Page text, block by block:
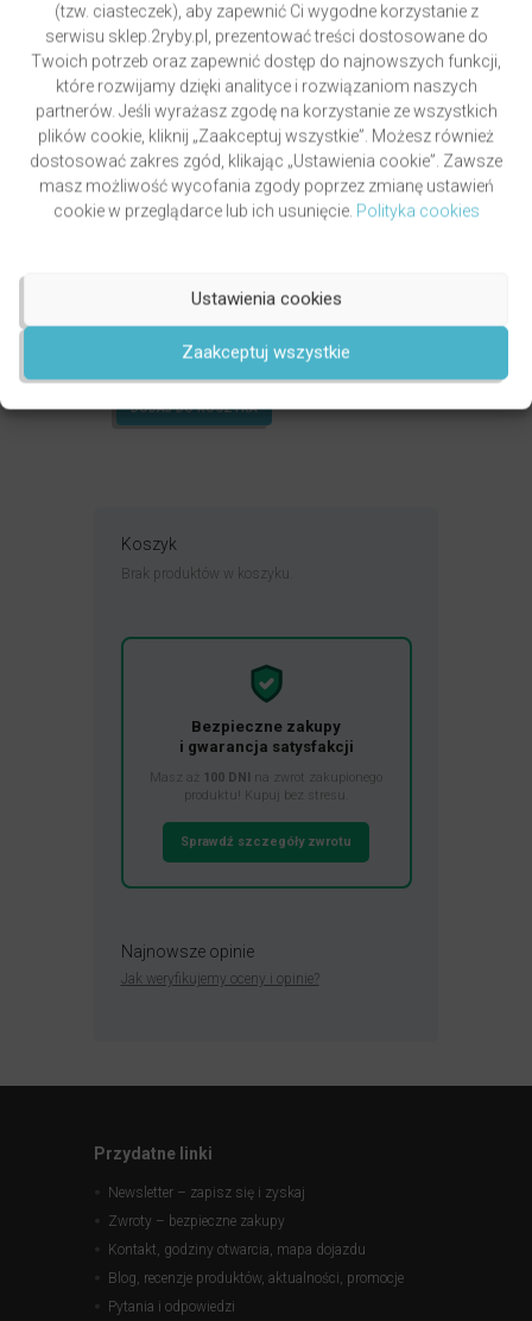
(tzw. ciasteczek), aby zapewnić Ci wygodne korzystanie z
serwisu sklep.2ryby.pl, prezentować treści dostosowane do
Twoich potrzeb oraz zapewnić dostęp do najnowszych funkcji,
które rozwijamy dzięki analityce i rozwiązaniom naszych
partnerów. Jeśli wyrażasz zgodę na korzystanie ze wszystkich
plików cookie, kliknij „Zaakceptuj wszystkie”. Możesz również
dostosować zakres zgód, klikając „Ustawienia cookie”. Zawsze
masz możliwość wycofania zgody poprzez zmianę ustawień
cookie w przeglądarce lub ich usunięcie. Polityka cookies
Zaakceptuj wszystkie
Ustawienia cookies
GRZYWOCZ & PAWLUKIEWICZ | DROGA
autorks. Piotr Pawlukiewicz ks. Krzysztof Grzywocz
na 5.
49,00zł
DODAJ DO KOSZYKA
Koszyk
Brak produktów w koszyku.
Bezpieczne zakupy
i gwarancja satysfakcji
Masz aż 100 DNI na zwrot zakupionego
produktu! Kupuj bez stresu.
Sprawdź szczegóły zwrotu
Najnowsze opinie
Jak weryfikujemy oceny i opinie?
Przydatne linki
Newsletter – zapisz się i zyskaj
Zwroty – bezpieczne zakupy
Kontakt, godziny otwarcia, mapa dojazdu
Blog, recenzje produktów, aktualności, promocje
Pytania i odpowiedzi